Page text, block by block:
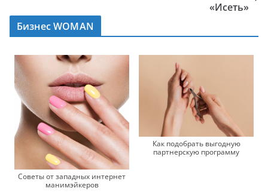
«Исеть»
Бизнес WOMAN
Советы от западных интернет
манимэйкеров
Как подобрать выгодную
партнерскую программу